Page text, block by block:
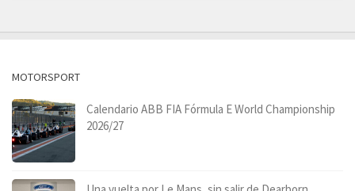
MOTORSPORT
Calendario ABB FIA Fórmula E World Championship
2026/27